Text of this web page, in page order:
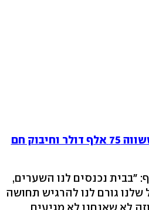
זריקה מטורפת ששווה 75 אלף דולר וחיבוק חם
"בבית נכנסים לנו השערים,
גורם לנו להרגיש תחושה